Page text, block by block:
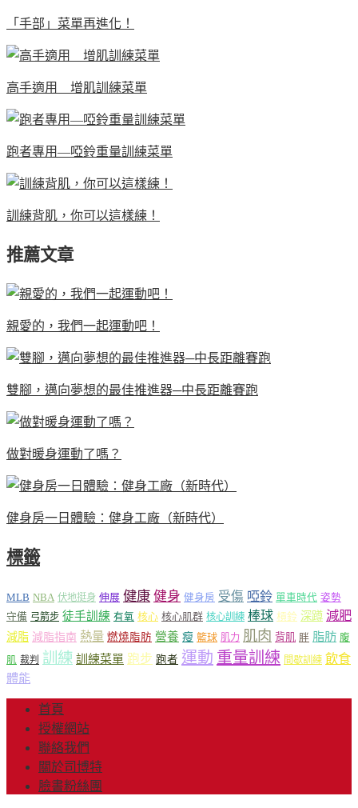
「手部」菜單再進化！
高手適用 增肌訓練菜單
跑者專用—啞鈴重量訓練菜單
訓練背肌，你可以這樣練！
推薦文章
親愛的，我們一起運動吧！
雙腳，邁向夢想的最佳推進器─中長距離賽跑
做對暖身運動了嗎？
健身房一日體驗：健身工廠（新時代）
標籤
MLB NBA 伏地挺身 伸展 健康 健身 健身房 受傷 啞鈴 單車時代 姿勢
守備 弓箭步 徒手訓練 有氧 核心 核心肌群 核心訓練 棒球 槓鈴 深蹲 減肥
減脂 減脂指南 熱量 燃燒脂肪 營養 瘦 籃球 肌力 肌肉 背肌 胖 脂肪 腹
肌 裁判 訓練 訓練菜單 跑步 跑者 運動 重量訓練 間歇訓練 飲食
體能
首頁
授權網站
聯絡我們
關於司博特
臉書粉絲團